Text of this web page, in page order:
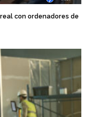
con ordenadores de